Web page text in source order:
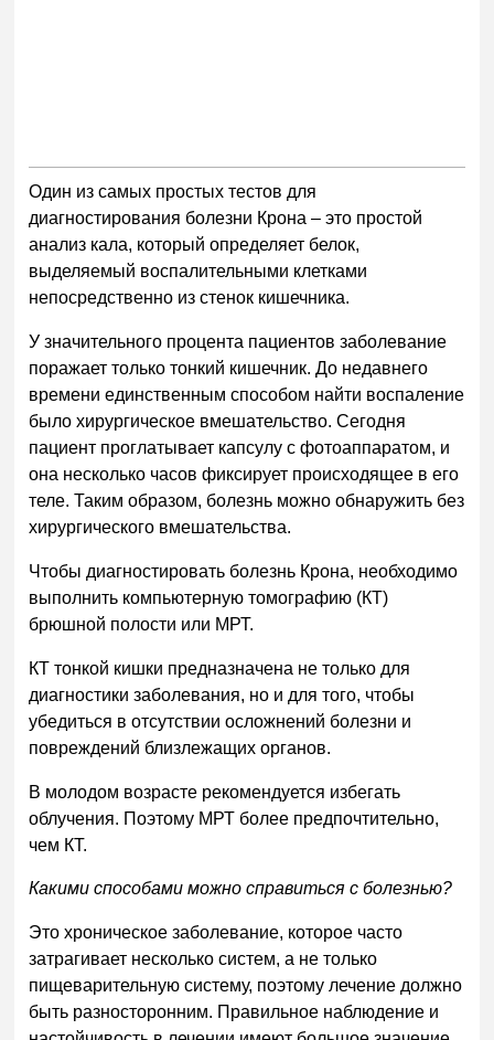
Один из самых простых тестов для
диагностирования болезни Крона – это простой
анализ кала, который определяет белок,
выделяемый воспалительными клетками
непосредственно из стенок кишечника.
У значительного процента пациентов заболевание
поражает только тонкий кишечник. До недавнего
времени единственным способом найти воспаление
было хирургическое вмешательство. Сегодня
пациент проглатывает капсулу с фотоаппаратом, и
она несколько часов фиксирует происходящее в его
теле. Таким образом, болезнь можно обнаружить без
хирургического вмешательства.
Чтобы диагностировать болезнь Крона, необходимо
выполнить компьютерную томографию (КТ)
брюшной полости или МРТ.
КТ тонкой кишки предназначена не только для
диагностики заболевания, но и для того, чтобы
убедиться в отсутствии осложнений болезни и
повреждений близлежащих органов.
В молодом возрасте рекомендуется избегать
облучения. Поэтому МРТ более предпочтительно,
чем КТ.
Какими способами можно справиться с болезнью?
Это хроническое заболевание, которое часто
затрагивает несколько систем, а не только
пищеварительную систему, поэтому лечение должно
быть разносторонним. Правильное наблюдение и